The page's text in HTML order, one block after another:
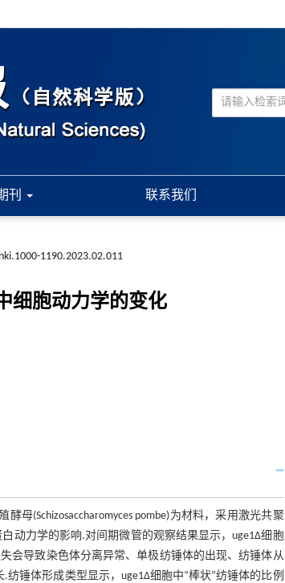
刊 联系我们
1190.2023.02.011
细胞动力学的变化
(Schizosaccharomyces pombe)为材料，采用激光共聚
动力学的影响.对间期微管的观察结果显示，uge1Δ细胞
会导致染色体分离异常、单极纺锤体的出现、纺锤体从
锤体形成类型显示，uge1Δ细胞中“棒状”纺锤体的比例